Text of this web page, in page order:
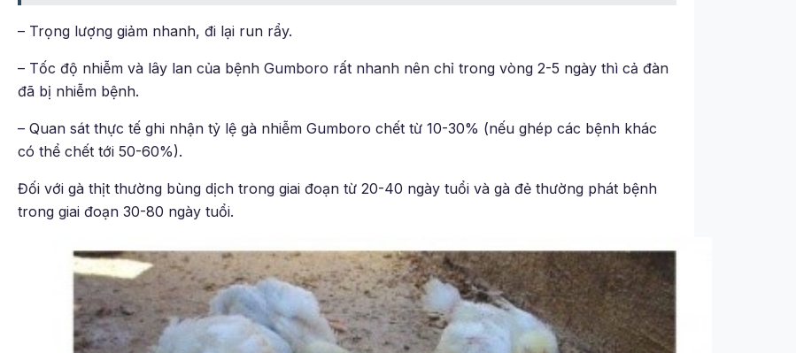
– Trọng lượng giảm nhanh, đi lại run rẩy.
– Tốc độ nhiễm và lây lan của bệnh Gumboro rất nhanh nên chỉ trong vòng 2-5 ngày thì cả đàn
đã bị nhiễm bệnh.
– Quan sát thực tế ghi nhận tỷ lệ gà nhiễm Gumboro chết từ 10-30% (nếu ghép các bệnh khác
có thể chết tới 50-60%).
Đối với gà thịt thường bùng dịch trong giai đoạn từ 20-40 ngày tuổi và gà đẻ thường phát bệnh
trong giai đoạn 30-80 ngày tuổi.